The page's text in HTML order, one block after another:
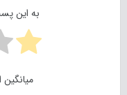
به این
میانگین